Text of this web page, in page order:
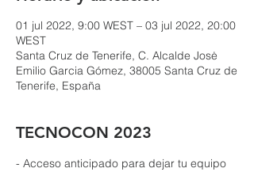
01 jul 2022, 9:00 WEST – 03 jul 2022, 20:00
WEST
Santa Cruz de Tenerife, C. Alcalde Josė
Emilio Garcia Gómez, 38005 Santa Cruz de
Tenerife, España
TECNOCON 2023
- Acceso anticipado para dejar tu equipo